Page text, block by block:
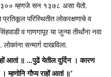
म्हणजे सन १३७८ असा येतो.
परिस्थितीत लोकरक्षणाचे व
व गाणगापूर या जुन्या तीर्थांना नवा
सन्मार्ग दाखविला.
आतां ॥ ...पुढें येतील दुर्दिन । कारण
गौप्य राहों आतां ॥’